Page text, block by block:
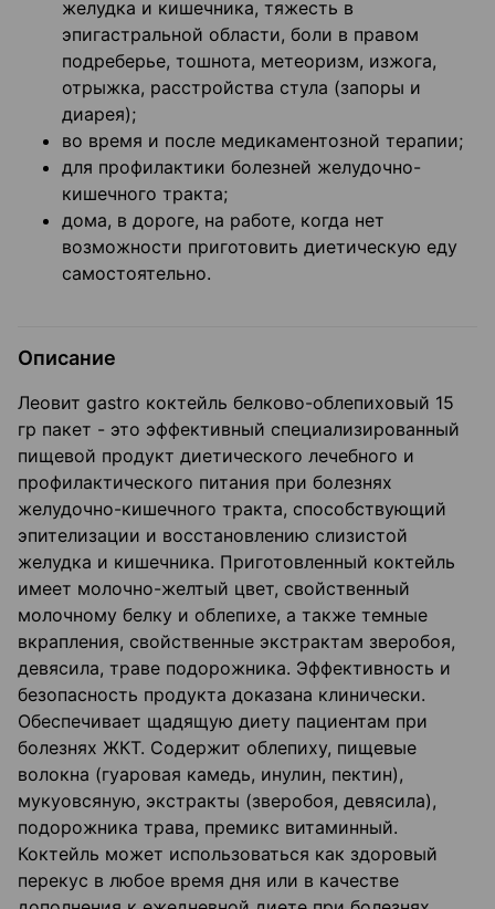
желудка и кишечника, тяжесть в
эпигастральной области, боли в правом
подреберье, тошнота, метеоризм, изжога,
отрыжка, расстройства стула (запоры и
диарея);
во время и после медикаментозной терапии;
для профилактики болезней желудочно-
кишечного тракта;
дома, в дороге, на работе, когда нет
возможности приготовить диетическую еду
самостоятельно.
Описание
Леовит gastro коктейль белково-облепиховый 15
гр пакет - это эффективный специализированный
пищевой продукт диетического лечебного и
профилактического питания при болезнях
желудочно-кишечного тракта, способствующий
эпителизации и восстановлению слизистой
желудка и кишечника. Приготовленный коктейль
имеет молочно-желтый цвет, свойственный
молочному белку и облепихе, а также темные
вкрапления, свойственные экстрактам зверобоя,
девясила, траве подорожника. Эффективность и
безопасность продукта доказана клинически.
Обеспечивает щадящую диету пациентам при
болезнях ЖКТ. Содержит облепиху, пищевые
волокна (гуаровая камедь, инулин, пектин),
мукуовсяную, экстракты (зверобоя, девясила),
подорожника трава, премикс витаминный.
Коктейль может использоваться как здоровый
перекус в любое время дня или в качестве